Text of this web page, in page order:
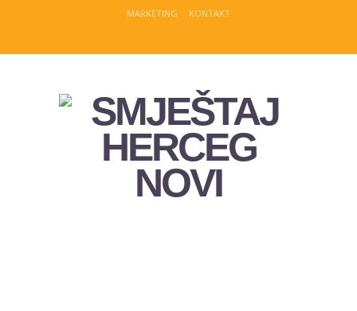
MARKETING KONTAKT